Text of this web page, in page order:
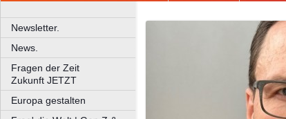
Newsletter.
News.
Fragen der Zeit
Zukunft JETZT
Europa gestalten